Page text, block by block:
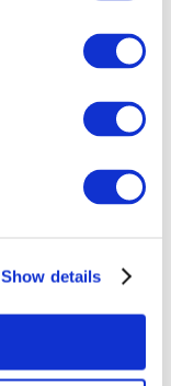
Show details
Alle
At vise